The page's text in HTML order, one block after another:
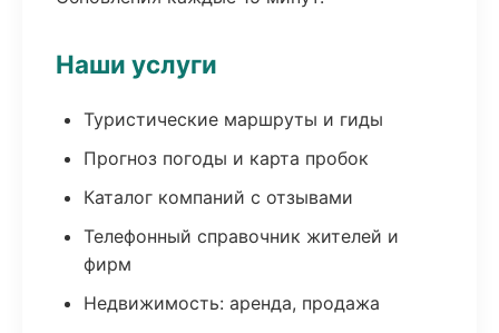
Наши услуги
Туристические маршруты и гиды
Прогноз погоды и карта пробок
Каталог компаний с отзывами
Телефонный справочник жителей и
фирм
Недвижимость: аренда, продажа